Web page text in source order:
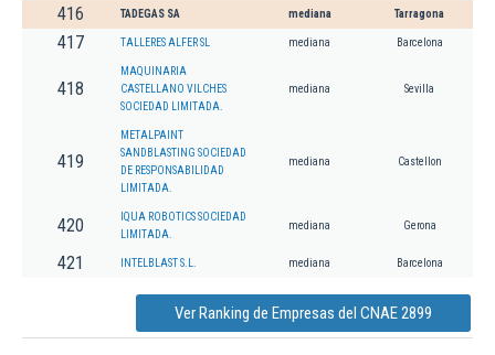
416 TADEGAS SA mediana Tarragona
417 TALLERES ALFER SL mediana Barcelona
418
MAQUINARIA
CASTELLANO VILCHES
SOCIEDAD LIMITADA.
mediana Sevilla
419
METALPAINT
SANDBLASTING SOCIEDAD
DE RESPONSABILIDAD
LIMITADA.
mediana Castellon
420
IQUA ROBOTICS SOCIEDAD
LIMITADA.
mediana Gerona
421 INTELBLAST S.L. mediana Barcelona
Ver Ranking de Empresas del CNAE 2899